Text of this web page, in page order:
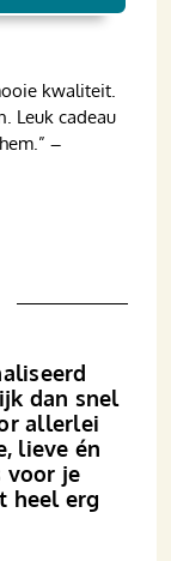
kwaliteit.
Leuk cadeau
–
dan snel
allerlei
lieve én
voor je
heel erg